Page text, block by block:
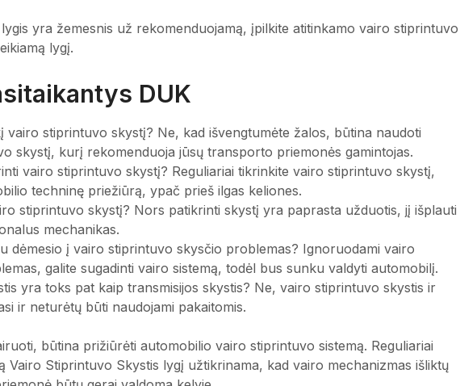
yra žemesnis už rekomenduojamą, įpilkite atitinkamo vairo stiprintuvo
lygį.
DUK
vairo stiprintuvo skystį? Ne, kad išvengtumėte žalos, būtina naudoti
skystį, kurį rekomenduoja jūsų transporto priemonės gamintojas.
vairo stiprintuvo skystį? Reguliariai tikrinkite vairo stiprintuvo skystį,
techninę priežiūrą, ypač prieš ilgas keliones.
stiprintuvo skystį? Nors patikrinti skystį yra paprasta užduotis, jį išplauti
mechanikas.
dėmesio į vairo stiprintuvo skysčio problemas? Ignoruodami vairo
galite sugadinti vairo sistemą, todėl bus sunku valdyti automobilį.
yra toks pat kaip transmisijos skystis? Ne, vairo stiprintuvo skystis ir
ir neturėtų būti naudojami pakaitomis.
būtina prižiūrėti automobilio vairo stiprintuvo sistemą. Reguliariai
Vairo Stiprintuvo Skystis lygį užtikrinama, kad vairo mechanizmas išliktų